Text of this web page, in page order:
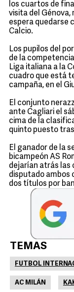
los cuartos de
visita del Génova,
espera quedarse
Calcio.
Los pupilos del
de la
Liga italiana a la
cuadro que está
campaña, en el
El conjunto
ante Cagliari el
cima de la
quinto puesto
El ganador de la
bicampeón AS
dejarían atrás las
disputado ambos
dos títulos por
TEMAS
FUTBOL
AC MILÁN